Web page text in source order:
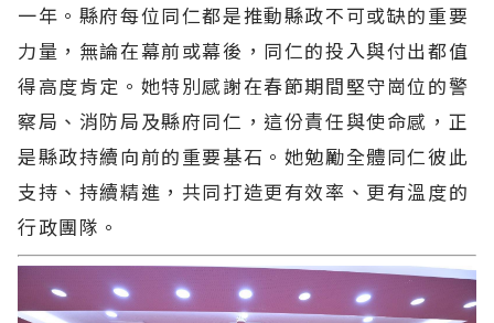
一年。縣府每位同仁都是推動縣政不可或缺的重要
力量，無論在幕前或幕後，同仁的投入與付出都值
得高度肯定。她特別感謝在春節期間堅守崗位的警
察局、消防局及縣府同仁，這份責任與使命感，正
是縣政持續向前的重要基石。她勉勵全體同仁彼此
支持、持續精進，共同打造更有效率、更有溫度的
行政團隊。